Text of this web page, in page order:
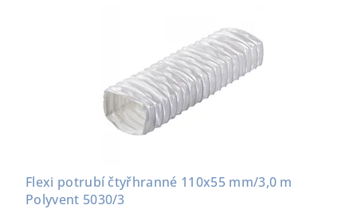
Flexi potrubí čtyřhranné 110x55 mm/3,0 m
Polyvent 5030/3